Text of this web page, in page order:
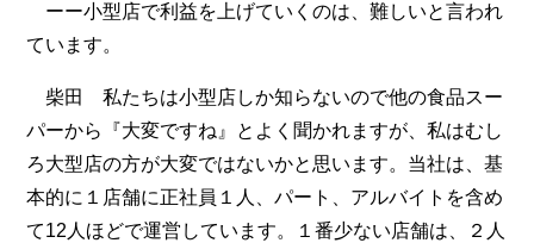
ーー小型店で利益を上げていくのは、難しいと言われ
ています。
柴田 私たちは小型店しか知らないので他の食品スー
パーから『大変ですね』とよく聞かれますが、私はむし
ろ大型店の方が大変ではないかと思います。当社は、基
本的に１店舗に正社員１人、パート、アルバイトを含め
て12人ほどで運営しています。１番少ない店舗は、２人